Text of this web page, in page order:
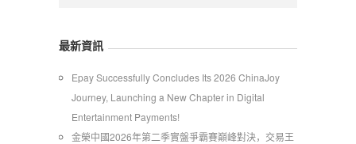
最新資訊
Epay Successfully Concludes Its 2026 ChinaJoy
Journey, Launching a New Chapter in Digital
Entertainment Payments!
金榮中國2026年第二季實盤爭霸賽巔峰對決，交易王